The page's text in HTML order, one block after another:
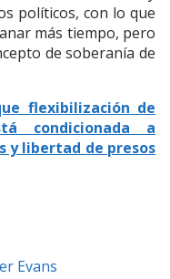
políticos, con lo que
más tiempo, pero
de soberanía de
flexibilización de
condicionada a
y libertad de presos
Evans